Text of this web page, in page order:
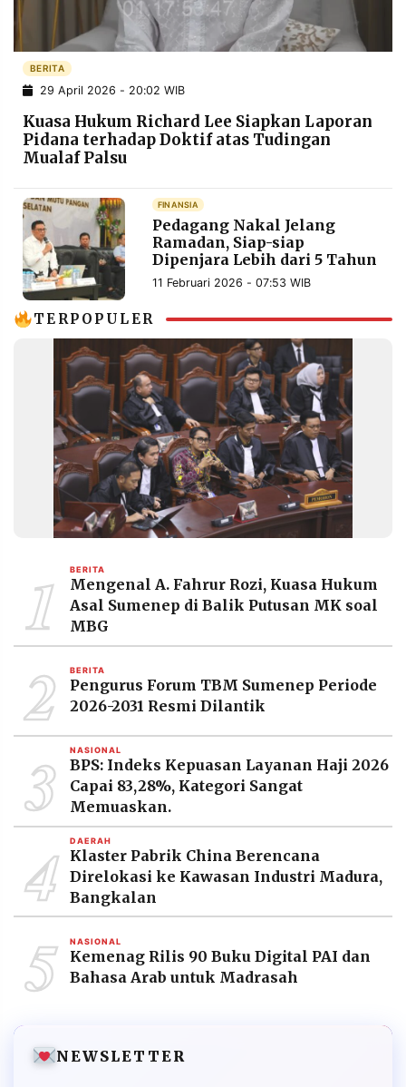
POLICY WARGA
INFORMASI
IKLAN
KIRIM
PENGADUAN TERM
OF
SERVICE
IKUTI
KAMI
RESOLUSI
MEDIA
PRAMUDITA
Resolusi.co
RESOLUSI
MEDIA
PRAMUDITA
BERITA
29 April 2026 - 20:02 WIB
Kuasa Hukum Richard Lee Siapkan Laporan
Pidana terhadap Doktif atas Tudingan
Mualaf Palsu
FINANSIA
Pedagang Nakal Jelang
Ramadan, Siap-siap
Dipenjara Lebih dari 5 Tahun
11 Februari 2026 - 07:53 WIB
TERPOPULER
1 BERITA
Mengenal A. Fahrur Rozi, Kuasa Hukum
Asal Sumenep di Balik Putusan MK soal
MBG
2 BERITA
Pengurus Forum TBM Sumenep Periode
2026-2031 Resmi Dilantik
3 NASIONAL
BPS: Indeks Kepuasan Layanan Haji 2026
Capai 83,28%, Kategori Sangat
Memuaskan.
4 DAERAH
Klaster Pabrik China Berencana
Direlokasi ke Kawasan Industri Madura,
Bangkalan
5 NASIONAL
Kemenag Rilis 90 Buku Digital PAI dan
Bahasa Arab untuk Madrasah
NEWSLETTER